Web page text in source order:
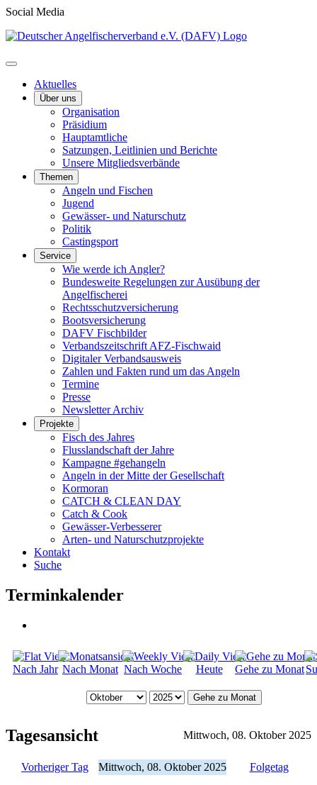
Social Media
Aktuelles
Über uns
Organisation
Präsidium
Hauptamtliche
Satzungen, Leitlinien und Berichte
Unsere Mitgliedsverbände
Themen
Angeln und Fischen
Jugend
Gewässer- und Naturschutz
Politik
Castingsport
Service
Wie werde ich Angler?
Bundesweite Regelungen zur Ausübung der
Angelfischerei
Rechtsschutzversicherung
Bootsversicherung
DAFV Fischbilder
Verbandszeitschrift AFZ-Fischwaid
Digitaler Verbandsausweis
Zahlen und Fakten rund um das Angeln
Termine
Presse
Newsletter Archiv
Projekte
Fisch des Jahres
Flusslandschaft der Jahre
Kampagne #gehangeln
Angeln in der Mitte der Gesellschaft
Kormoran
CATCH & CLEAN DAY
Catch & Cook
Gewässer-Verbesserer
Arten- und Naturschutzprojekte
Kontakt
Suche
Terminkalender
Nach Jahr Nach Monat Nach Woche Heute Gehe zu Monat
Gehe zu Monat
Tagesansicht Mittwoch, 08. Oktober 2025
Vorheriger Tag Mittwoch, 08. Oktober 2025 Folgetag